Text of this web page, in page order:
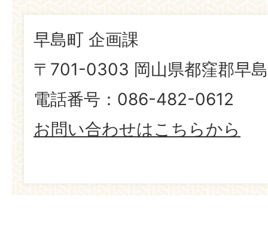
早島町 企画課
〒701-0303 岡山県都窪郡早
電話番号：086-482-0612
お問い合わせはこちらから